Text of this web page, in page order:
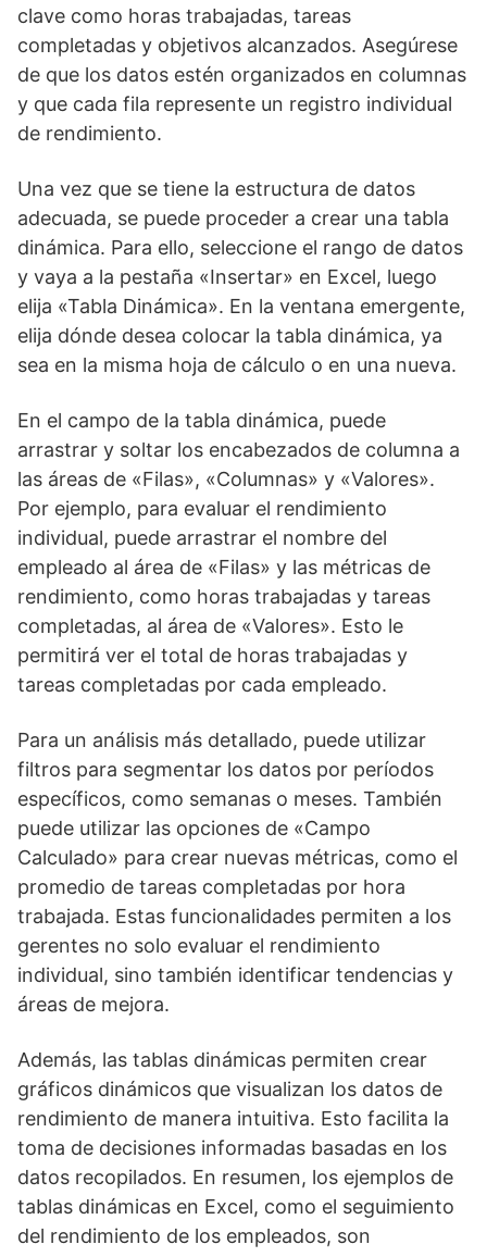
clave como horas trabajadas, tareas
completadas y objetivos alcanzados. Asegúrese
de que los datos estén organizados en columnas
y que cada fila represente un registro individual
de rendimiento.
Una vez que se tiene la estructura de datos
adecuada, se puede proceder a crear una tabla
dinámica. Para ello, seleccione el rango de datos
y vaya a la pestaña «Insertar» en Excel, luego
elija «Tabla Dinámica». En la ventana emergente,
elija dónde desea colocar la tabla dinámica, ya
sea en la misma hoja de cálculo o en una nueva.
En el campo de la tabla dinámica, puede
arrastrar y soltar los encabezados de columna a
las áreas de «Filas», «Columnas» y «Valores».
Por ejemplo, para evaluar el rendimiento
individual, puede arrastrar el nombre del
empleado al área de «Filas» y las métricas de
rendimiento, como horas trabajadas y tareas
completadas, al área de «Valores». Esto le
permitirá ver el total de horas trabajadas y
tareas completadas por cada empleado.
Para un análisis más detallado, puede utilizar
filtros para segmentar los datos por períodos
específicos, como semanas o meses. También
puede utilizar las opciones de «Campo
Calculado» para crear nuevas métricas, como el
promedio de tareas completadas por hora
trabajada. Estas funcionalidades permiten a los
gerentes no solo evaluar el rendimiento
individual, sino también identificar tendencias y
áreas de mejora.
Además, las tablas dinámicas permiten crear
gráficos dinámicos que visualizan los datos de
rendimiento de manera intuitiva. Esto facilita la
toma de decisiones informadas basadas en los
datos recopilados. En resumen, los ejemplos de
tablas dinámicas en Excel, como el seguimiento
del rendimiento de los empleados, son